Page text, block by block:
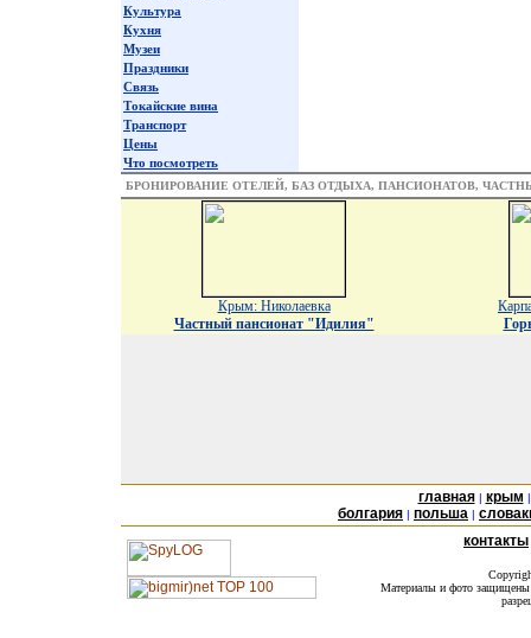
Культура
Кухня
Музеи
Праздники
Связь
Токайские вина
Транспорт
Цены
Что посмотреть
БРОНИРОВАНИЕ ОТЕЛЕЙ, БАЗ ОТДЫХА, ПАНСИОНАТОВ,
Крым: Николаевка
Частный пансионат "Идилия"
главная| крым
болгария | польша |
контакты
Материалы и фото защищены